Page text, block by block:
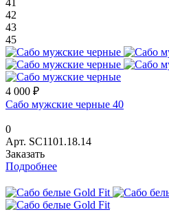
42
43
45
4 000 ₽
Сабо мужские черные 40
0
Арт. SC1101.18.14
Заказать
Подробнее